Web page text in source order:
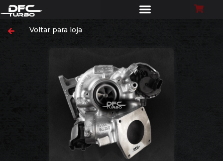
Voltar para loja